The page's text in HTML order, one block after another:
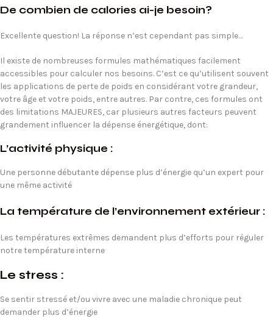
De combien de calories ai-je besoin?
Excellente question! La réponse n’est cependant pas simple…
Il existe de nombreuses formules mathématiques facilement
accessibles pour calculer nos besoins. C’est ce qu’utilisent souvent
les applications de perte de poids en considérant votre grandeur,
votre âge et votre poids, entre autres. Par contre, ces formules ont
des limitations MAJEURES, car plusieurs autres facteurs peuvent
grandement influencer la dépense énergétique, dont:
L’activité physique :
Une personne débutante dépense plus d’énergie qu’un expert pour
une même activité
La température de l’environnement extérieur :
Les températures extrêmes demandent plus d’efforts pour réguler
notre température interne
Le stress :
Se sentir stressé et/ou vivre avec une maladie chronique peut
demander plus d’énergie